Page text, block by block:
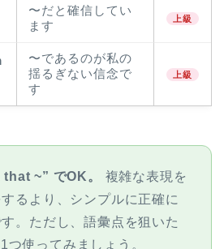
〜だと確信してい
ます
上級
〜であるのが私の
揺るぎない信念で
す
上級
~” でOK。
複雑な表現を
るより、シンプルに正確に
。ただし、語彙点を狙いた
つ使ってみましょう。